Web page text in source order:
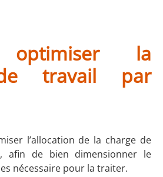
optimiser la
travail par
l’allocation de la charge de
afin de bien dimensionner le
nécessaire pour la traiter.